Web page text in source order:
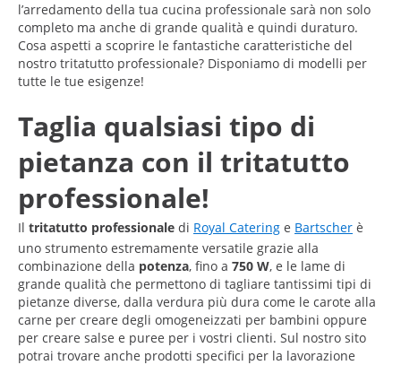
l’arredamento della tua cucina professionale sarà non solo
completo ma anche di grande qualità e quindi duraturo.
Cosa aspetti a scoprire le fantastiche caratteristiche del
nostro tritatutto professionale? Disponiamo di modelli per
tutte le tue esigenze!
Taglia qualsiasi tipo di
pietanza con il tritatutto
professionale!
Il tritatutto professionale di Royal Catering e Bartscher è
uno strumento estremamente versatile grazie alla
combinazione della potenza, fino a 750 W, e le lame di
grande qualità che permettono di tagliare tantissimi tipi di
pietanze diverse, dalla verdura più dura come le carote alla
carne per creare degli omogeneizzati per bambini oppure
per creare salse e puree per i vostri clienti. Sul nostro sito
potrai trovare anche prodotti specifici per la lavorazione